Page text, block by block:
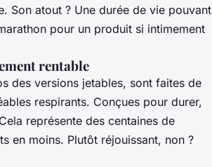
Son atout ? Une durée de vie pouvant
pour un produit si intimement
rentable
des versions jetables, sont faites de
respirants. Conçues pour durer,
représente des centaines de
en moins. Plutôt réjouissant, non ?